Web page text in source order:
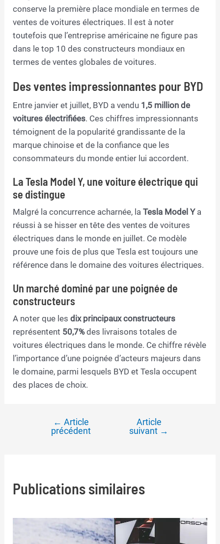
conserve la première place mondiale en termes de
ventes de voitures électriques. Il est à noter
toutefois que l’entreprise américaine ne figure pas
dans le top 10 des constructeurs mondiaux en
termes de ventes globales de voitures.
Des ventes impressionnantes pour BYD
Entre janvier et juillet, BYD a vendu 1,5 million de
voitures électrifiées. Ces chiffres impressionnants
témoignent de la popularité grandissante de la
marque chinoise et de la confiance que les
consommateurs du monde entier lui accordent.
La Tesla Model Y, une voiture électrique qui
se distingue
Malgré la concurrence acharnée, laTesla Model Ya
réussi à se hisser en tête des ventes de voitures
électriques dans le monde en juillet. Ce modèle
prouve une fois de plus que Tesla est toujours une
référence dans le domaine des voitures électriques.
Un marché dominé par une poignée de
constructeurs
A noter que lesdix principaux constructeurs
représentent 50,7%des livraisons totales de
voitures électriques dans le monde. Ce chiffre révèle
l’importance d’une poignée d’acteurs majeurs dans
le domaine, parmi lesquels BYD et Tesla occupent
des places de choix.
Navigation
← Article
précédent
Article
suivant →
Publications similaires